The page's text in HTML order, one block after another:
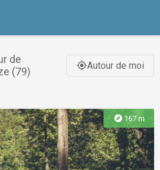
de
(79)
gps_fixedAutour de moi
explore 167 m